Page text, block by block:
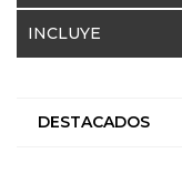
INCLUYE
DESTACADOS